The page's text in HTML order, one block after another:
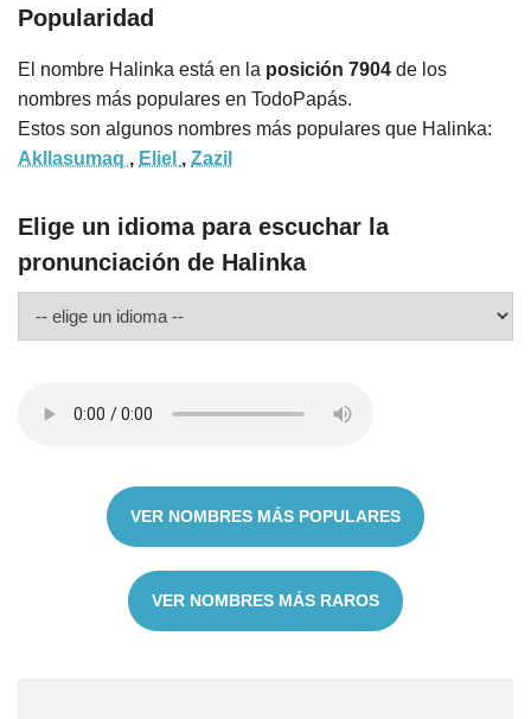
Popularidad
El nombre Halinka está en la posición 7904 de los
nombres más populares en TodoPapás.
Estos son algunos nombres más populares que Halinka:
Akllasumaq , Eliel , Zazil
Elige un idioma para escuchar la
pronunciación de Halinka
VER NOMBRES MÁS POPULARES
VER NOMBRES MÁS RAROS